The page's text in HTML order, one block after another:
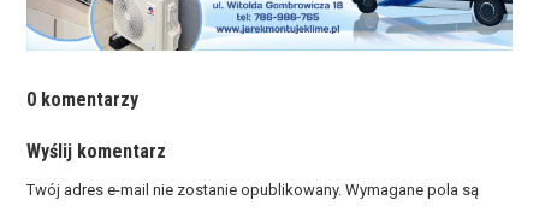
0 komentarzy
Wyślij komentarz
Twój adres e-mail nie zostanie opublikowany. Wymagane pola są